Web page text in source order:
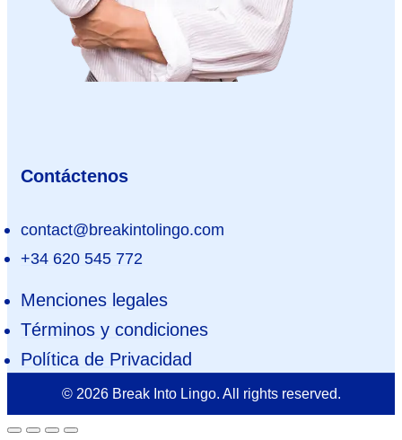
Contáctenos
contact@breakintolingo.com
+34 620 545 772
Menciones legales
Términos y condiciones
Política de Privacidad
© 2026 Break Into Lingo. All rights reserved.